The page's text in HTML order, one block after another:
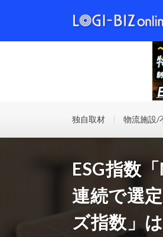
独自取材 物流施設/
ESG指数
連続で選
ズ指数」